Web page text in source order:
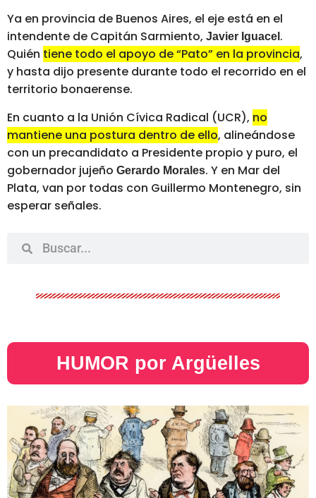
Ya en provincia de Buenos Aires, el eje está en el
intendente de Capitán Sarmiento, Javier Iguacel .
Quién tiene todo el apoyo de “Pato” en la provincia,
y hasta dijo presente durante todo el recorrido en el
territorio bonaerense.
En cuanto a la Unión Cívica Radical (UCR), no
mantiene una postura dentro de ello, alineándose
con un precandidato a Presidente propio y puro, el
gobernador jujeño Gerardo Morales. Y en Mar del
Plata, van por todas con Guillermo Montenegro, sin
esperar señales.
HUMOR por Argüelles​